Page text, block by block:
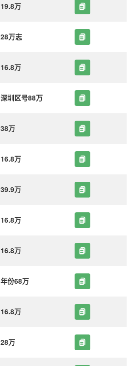
19.8万
28万志
16.8万
深圳区号88万
38万
16.8万
39.9万
16.8万
16.8万
年份68万
16.8万
28万